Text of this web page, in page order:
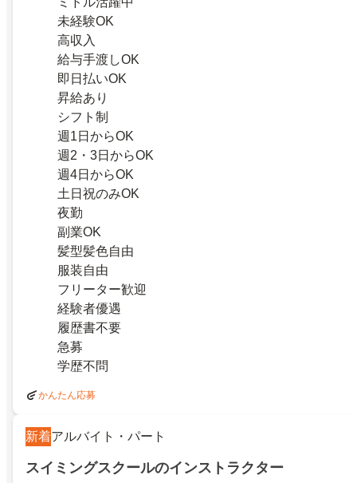
未経験OK
高収入
給与手渡しOK
即日払いOK
昇給あり
シフト制
週1日からOK
週2・3日からOK
週4日からOK
土日祝のみOK
夜勤
副業OK
髪型髪色自由
服装自由
フリーター歓迎
経験者優遇
履歴書不要
急募
学歴不問
かんたん応募
新着アルバイト・パート
スイミングスクールのインストラクター